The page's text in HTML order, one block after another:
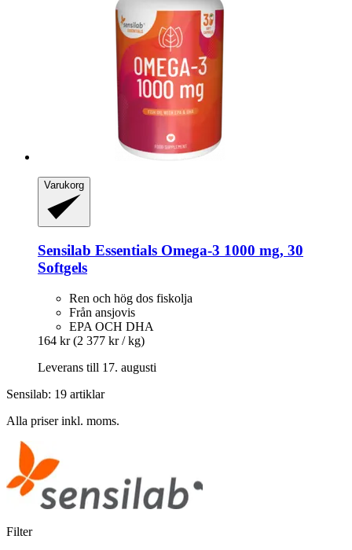
Varukorg
Sensilab Essentials Omega-​3 1000 mg, 30
Softgels
Ren och hög dos fiskolja
Från ansjovis
EPA OCH DHA
164 kr (2 377 kr / kg)
Leverans till 17. augusti
Sensilab: 19 artiklar
Alla priser inkl. moms.
Filter